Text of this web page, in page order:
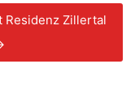
Residenz Zillertal